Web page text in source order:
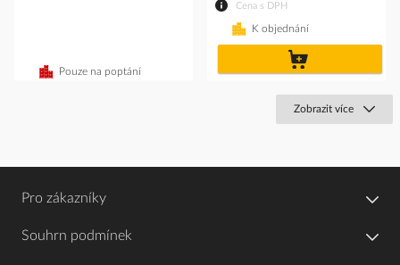
Pouze na poptání
Cena s DPH
K objednání
Zobrazit více
Pro zákazníky
Souhrn podmínek